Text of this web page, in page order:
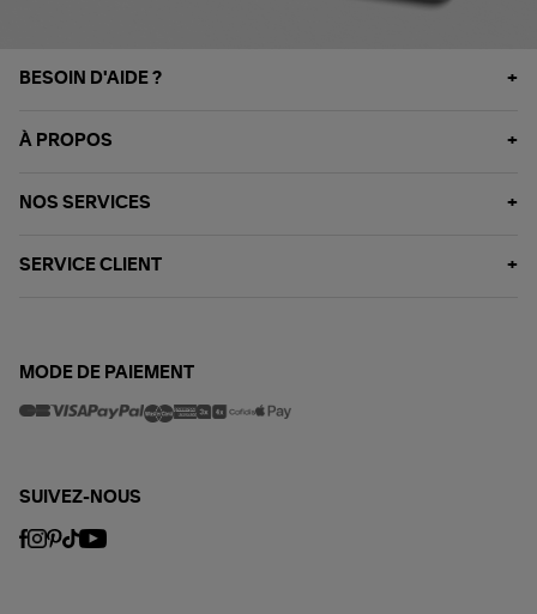
BESOIN D'AIDE ?
À PROPOS
NOS SERVICES
SERVICE CLIENT
MODE DE PAIEMENT
SUIVEZ-NOUS